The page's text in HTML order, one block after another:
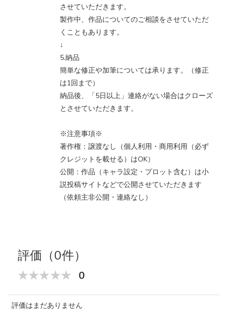
させていただきます。
製作中、作品についてのご相談をさせていただ
くこともあります。
↓
5.納品
簡単な修正や加筆については承ります。（修正
は1回まで）
納品後、「5日以上」連絡がない場合はクローズ
とさせていただきます。
※注意事項※
著作権：譲渡なし（個人利用・商用利用（必ず
クレジットを載せる）はOK）
公開：作品（キャラ設定・プロット含む）は小
説投稿サイトなどで公開させていただきます
（依頼主非公開・連絡なし）
評価（0件）
0
評価はまだありません